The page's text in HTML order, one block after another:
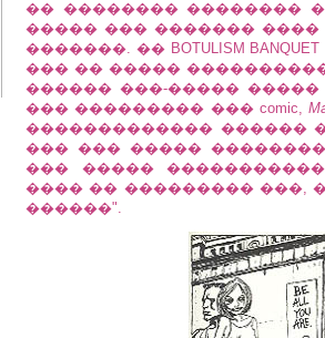
�� �������� ��������
����� ��� �������
�������. �� BOTULISM
��� �� �����
������ ���-�����
��� ��������� ��� comic,
������������� ������
��� ��� �����
��� �����
���� �� ��������� ���,
������".